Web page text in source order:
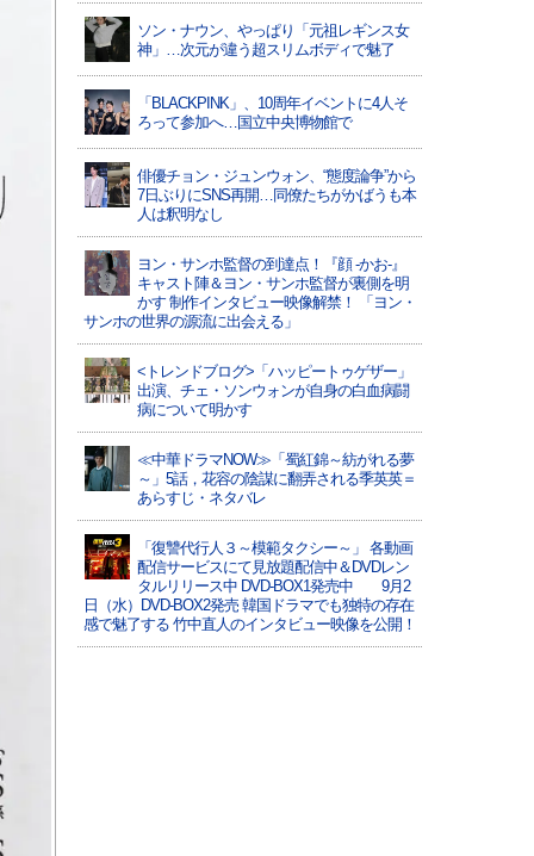
ソン・ナウン、やっぱり「元祖レギンス女
神」…次元が違う超スリムボディで魅了
「BLACKPINK」、10周年イベントに4人そ
ろって参加へ…国立中央博物館で
俳優チョン・ジュンウォン、“態度論争”から
7日ぶりにSNS再開…同僚たちがかばうも本
人は釈明なし
ヨン・サンホ監督の到達点！『顔 -かお-』
キャスト陣＆ヨン・サンホ監督が裏側を明
かす 制作インタビュー映像解禁！ 「ヨン・
サンホの世界の源流に出会える」
<トレンドブログ>「ハッピートゥゲザー」
出演、チェ・ソンウォンが自身の白血病闘
病について明かす
≪中華ドラマNOW≫「蜀紅錦～紡がれる夢
～」5話，花容の陰謀に翻弄される季英英＝
あらすじ・ネタバレ
「復讐代行人３～模範タクシー～」 各動画
配信サービスにて見放題配信中＆DVDレン
タルリリース中 DVD-BOX1発売中 9月2
日（水）DVD-BOX2発売 韓国ドラマでも独特の存在
感で魅了する 竹中直人のインタビュー映像を公開！